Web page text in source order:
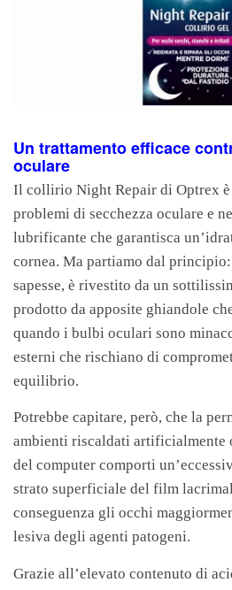
Un trattamento efficace
oculare
Il collirio Night Repair di Optrex è
problemi di secchezza oculare e
lubrificante che garantisca
cornea. Ma partiamo dal
sapesse, è rivestito da un
prodotto da apposite ghiandole
quando i bulbi oculari sono
esterni che rischiano di
equilibrio.
Potrebbe capitare, però, che la
ambienti riscaldati artificialmente
del computer comporti
strato superficiale del film
conseguenza gli occhi
lesiva degli agenti patogeni.
Grazie all’elevato contenuto di